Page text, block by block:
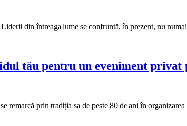
din întreaga lume se confruntă, în prezent, nu
tău pentru un eveniment privat
remarcă prin tradiția sa de peste 80 de ani în